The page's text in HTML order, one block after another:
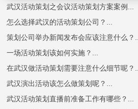
武汉活动策划之会议活动策划方案案例...
怎么选择武汉的活动策划公司？...
策划公司举办新闻发布会应该注意什么？...
一场活动策划该如何实施？...
在武汉做活动策划需要注意什么细节呢？...
武汉演出活动该怎么做策划呢？...
武汉活动策划直播前准备工作有哪些？...